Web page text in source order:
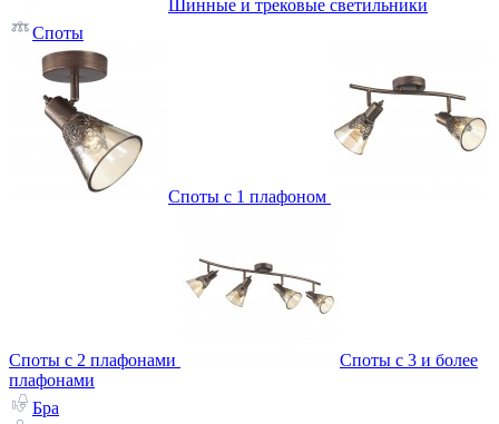
Шинные и трековые светильники
Споты
Споты с 1 плафоном
Споты с 2 плафонами
Споты с 3 и более
плафонами
Бра